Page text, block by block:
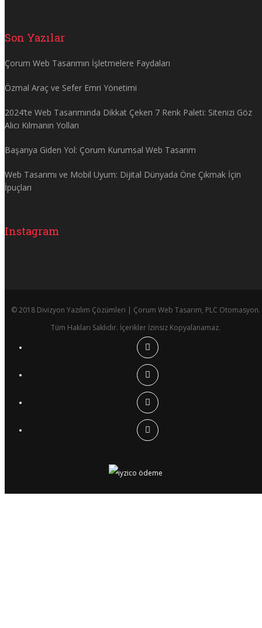
Son Yazılar
Çorum Web Tasarımın İşletmelere Faydaları
Özmal Araç ve Sefer Emri Yönetimi
2024’te Web Tasarımında Dikkat Çeken 7 Renk Paleti: Sitenizi Göz
Alıcı Kılmanın Yolları
Başarıya Giden Yol: Çorum Kurumsal Web Tasarım
Web Tasarımı ve Mobil Uyum: Dijital Dünyada Öne Çıkmak İçin
İpuçları
Instagram
© 2018 Divizyon Yazılım Çözümleri | Çorum Web Tasarım, PLC Otomasyon.
Tüm Hakları Saklıdır. İçerikler İzinsiz Kopyalanamaz.